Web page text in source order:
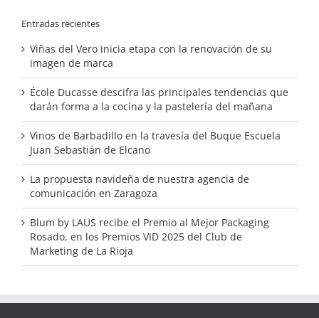
Entradas recientes
Viñas del Vero inicia etapa con la renovación de su
imagen de marca
École Ducasse descifra las principales tendencias que
darán forma a la cocina y la pastelería del mañana
Vinos de Barbadillo en la travesía del Buque Escuela
Juan Sebastián de Elcano
La propuesta navideña de nuestra agencia de
comunicación en Zaragoza
Blum by LAUS recibe el Premio al Mejor Packaging
Rosado, en los Premios VID 2025 del Club de
Marketing de La Rioja